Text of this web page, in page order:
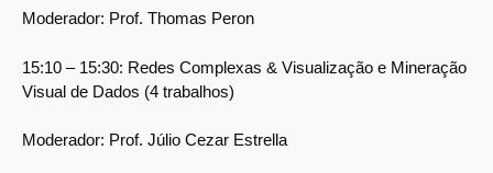
Moderador: Prof. Thomas Peron
15:10 – 15:30: Redes Complexas & Visualização e Mineração
Visual de Dados (4 trabalhos)
Moderador: Prof. Júlio Cezar Estrella